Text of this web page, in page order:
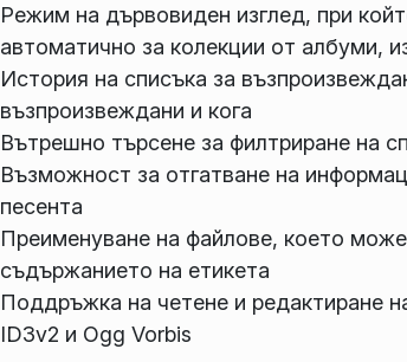
Режим на дървовиден изглед, при
автоматично за колекции от албуми,
История на списъка за
възпроизвеждани и кога
Вътрешно търсене за филтриране на
Възможност за отгатване на
песента
Преименуване на файлове, което
съдържанието на етикета
Поддръжка на четене и редактиране
ID3v2 и Ogg Vorbis